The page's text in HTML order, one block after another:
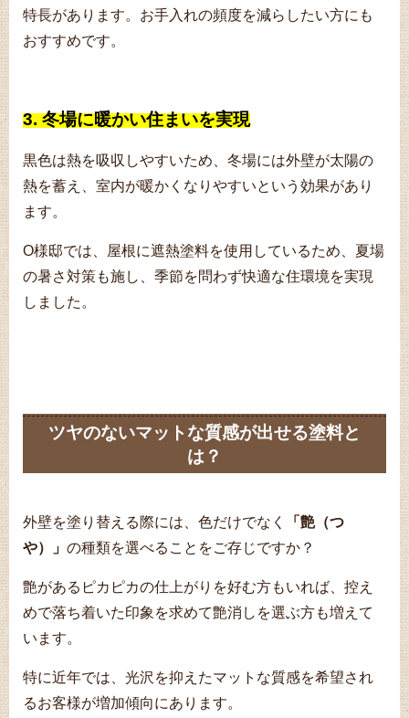
特長があります。お手入れの頻度を減らしたい方にも
おすすめです。
3. 冬場に暖かい住まいを実現
黒色は熱を吸収しやすいため、冬場には外壁が太陽の
熱を蓄え、室内が暖かくなりやすいという効果があり
ます。
O様邸では、屋根に遮熱塗料を使用しているため、夏場
の暑さ対策も施し、季節を問わず快適な住環境を実現
しました。
ツヤのないマットな質感が出せる塗料と
は？
外壁を塗り替える際には、色だけでなく
「艶（つ
や）」 の種類を選べることをご存じですか？
艶があるピカピカの仕上がりを好む方もいれば、控え
めで落ち着いた印象を求めて艶消しを選ぶ方も増えて
います。
特に近年では、光沢を抑えたマットな質感を希望され
るお客様が増加傾向にあります。